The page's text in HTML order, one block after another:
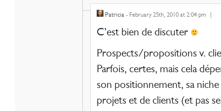
Patricia - February 25th, 2010 at 2:04 pm |
C’est bien de discuter
Prospects/propositions v.
Parfois, certes, mais cela
son positionnement, sa
projets et de clients (et pas